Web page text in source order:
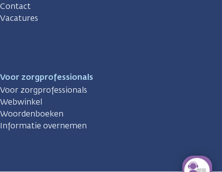
Contact
Vacatures
Voor zorgprofessionals
Voor zorgprofessionals
Webwinkel
Woordenboeken
Informatie overnemen